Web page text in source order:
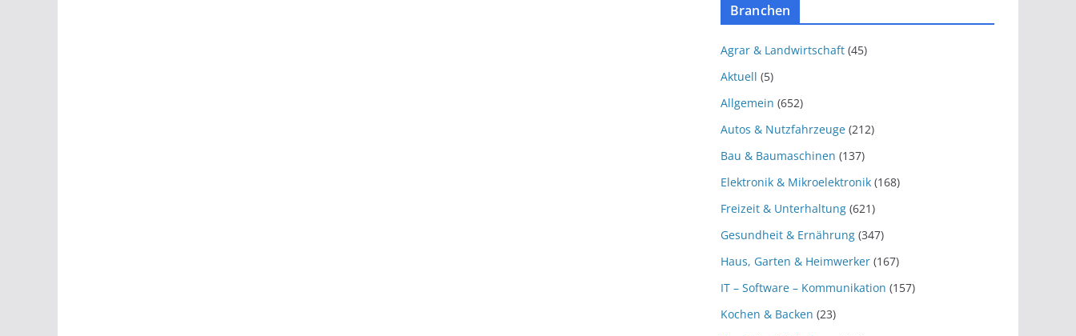
Branchen
Agrar & Landwirtschaft (45)
Aktuell (5)
Allgemein (652)
Autos & Nutzfahrzeuge (212)
Bau & Baumaschinen (137)
Elektronik & Mikroelektronik (168)
Freizeit & Unterhaltung (621)
Gesundheit & Ernährung (347)
Haus, Garten & Heimwerker (167)
IT – Software – Kommunikation (157)
Kochen & Backen (23)